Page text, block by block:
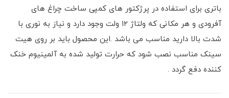
باتری برای استفاده در پرژکتور های کمپی ساخت چراغ های
آفرودی و هر مکانی که ولتاژ ۱۲ ولت وجود دارد و نیاز به نوری با
شدت بالا دارید مناسب می باشد .این محصول باید بر روی هیت
سینک مناسب نصب شود که حرارت تولید شده به آلمینیوم خنک
کننده دفع گردد .